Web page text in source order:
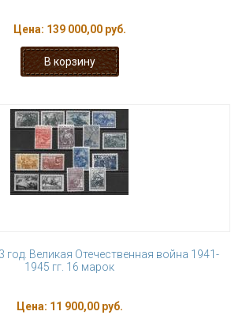
Цена: 139 000,00 руб.
год. Великая Отечественная война 1941-
1945 гг. 16 марок
Цена: 11 900,00 руб.